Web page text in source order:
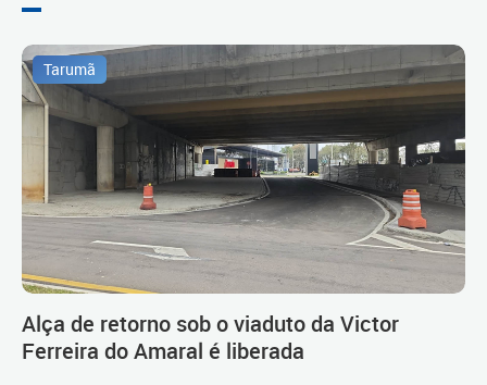
Tarumã
Alça de retorno sob o viaduto da Victor
Ferreira do Amaral é liberada